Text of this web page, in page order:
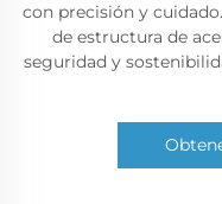
con precisión y
de estructura de
seguridad y